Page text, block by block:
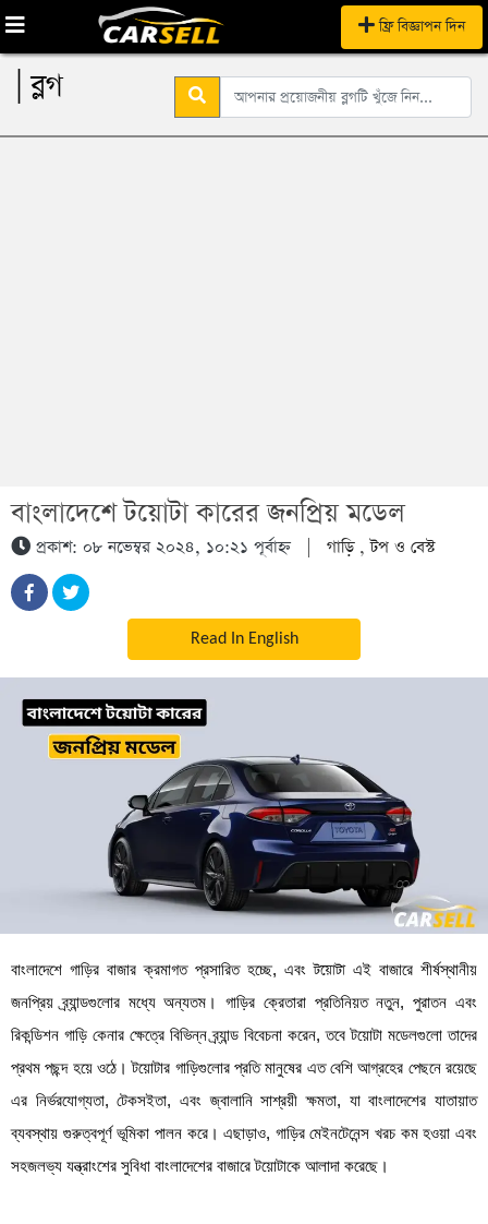
ফ্রি বিজ্ঞাপন দিন
| ব্লগ
বাংলাদেশে টয়োটা কারের জনপ্রিয় মডেল
প্রকাশ: ০৮ নভেম্বর ২০২৪, ১০:২১ পূর্বাহ্ন| গাড়ি,টপ ও বেস্ট
Read In English
বাংলাদেশে গাড়ির বাজার ক্রমাগত প্রসারিত হচ্ছে, এবংটয়োটা এই বাজারে শীর্ষস্থানীয়
জনপ্রিয় ব্র্যান্ডগুলোর মধ্যে অন্যতম। গাড়ির ক্রেতারা প্রতিনিয়ত নতুন, পুরাতন এবং
রিকন্ডিশন গাড়ি কেনার ক্ষেত্রে বিভিন্ন ব্র্যান্ড বিবেচনা করেন, তবে টয়োটা মডেলগুলো তাদের
প্রথম পছন্দ হয়ে ওঠে। টয়োটার গাড়িগুলোর প্রতি মানুষের এত বেশি আগ্রহের পেছনে রয়েছে
এর নির্ভরযোগ্যতা, টেকসইতা, এবং জ্বালানি সাশ্রয়ী ক্ষমতা, যা বাংলাদেশের যাতায়াত
ব্যবস্থায় গুরুত্বপূর্ণ ভূমিকা পালন করে। এছাড়াও, গাড়ির মেইনটেনেন্স খরচ কম হওয়া এবং
সহজলভ্য যন্ত্রাংশের সুবিধা বাংলাদেশের বাজারে টয়োটাকে আলাদা করেছে।